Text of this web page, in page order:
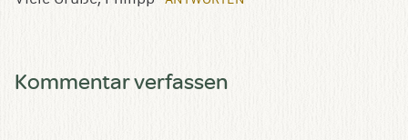
Kommentar verfassen